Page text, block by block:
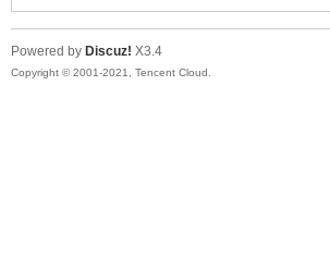
Powered by Discuz! X3.4
Copyright © 2001-2021, Tencent Cloud.